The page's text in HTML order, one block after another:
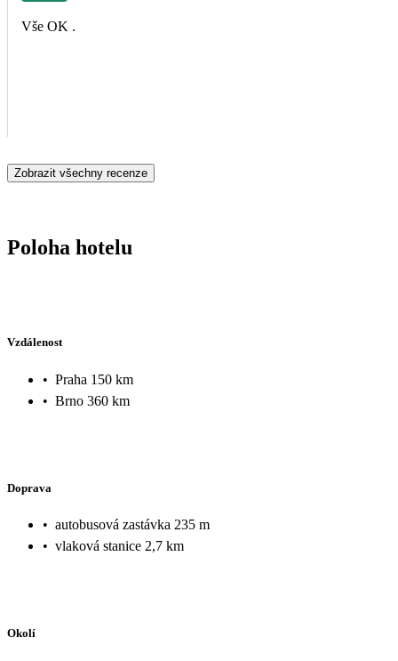
Vše OK .
Zobrazit všechny recenze
Poloha hotelu
Vzdálenost
• Praha 150 km
• Brno 360 km
Doprava
• autobusová zastávka 235 m
• vlaková stanice 2,7 km
Okolí